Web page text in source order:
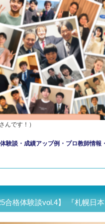
んです！）
体験談・成績アップ例・プロ教師情
格体験談vol.4】 『札幌日